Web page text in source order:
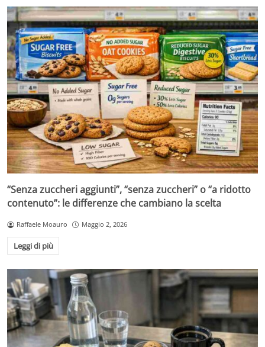
“Senza zuccheri aggiunti”, “senza zuccheri” o “a ridotto
contenuto”: le differenze che cambiano la scelta
Raffaele Moauro Maggio 2, 2026
Leggi di più